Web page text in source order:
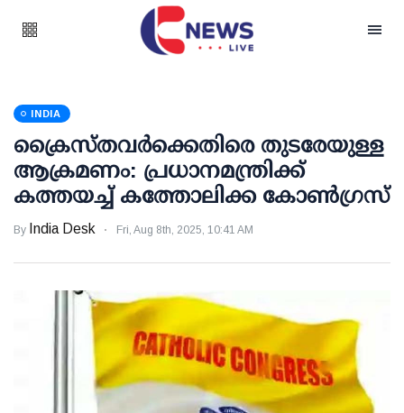
INDIA
ക്രൈസ്തവര്‍ക്കെതിരെ തുടരേയുള്ള
ആക്രമണം: പ്രധാനമന്ത്രിക്ക്
കത്തയച്ച് കത്തോലിക്ക കോണ്‍ഗ്രസ്
By India Desk Fri, Aug 8th, 2025, 10:41 AM